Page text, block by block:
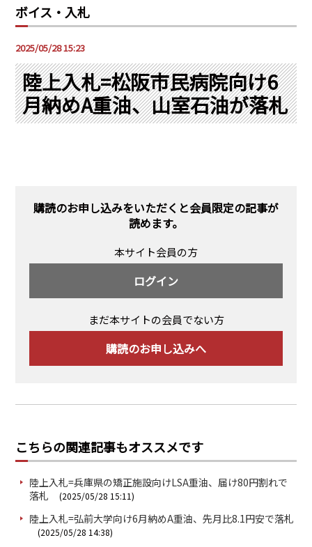
コンサルティング
PRA原則
Q & A
採用情報
English Website
ボイス・入札
2025/05/28 15:23
陸上入札=松阪市民病院向け6
月納めA重油、山室石油が落札
購読のお申し込みをいただくと会員限定の記事が
読めます。
本サイト会員の方
ログイン
まだ本サイトの会員でない方
購読のお申し込みへ
こちらの関連記事もオススメです
陸上入札=兵庫県の矯正施設向けLSA重油、届け80円割れで
落札
(2025/05/28 15:11)
陸上入札=弘前大学向け6月納めA重油、先月比8.1円安で落札
(2025/05/28 14:38)